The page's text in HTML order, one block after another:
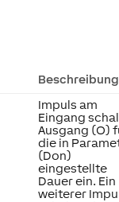
Beschreibung
Impuls am
Eingang
Ausgang (O)
die in
(Don)
eingestellte
Dauer ein. Ein
weiterer